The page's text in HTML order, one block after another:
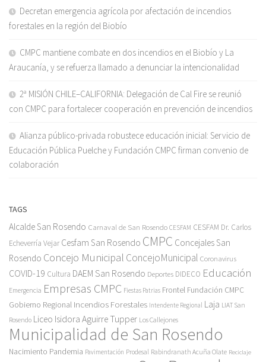
Decretan emergencia agrícola por afectación de incendios
forestales en la región del Biobío
CMPC mantiene combate en dos incendios en el Biobío y La
Araucanía, y se refuerza llamado a denunciar la intencionalidad
2ª MISIÓN CHILE–CALIFORNIA: Delegación de Cal Fire se reunió
con CMPC para fortalecer cooperación en prevención de incendios
Alianza público-privada robustece educación inicial: Servicio de
Educación Pública Puelche y Fundación CMPC firman convenio de
colaboración
TAGS
Alcalde San Rosendo Carnaval de San Rosendo CESFAM CESFAM Dr. Carlos
Echeverría Vejar Cesfam San Rosendo CMPC Concejales San
Rosendo Concejo Municipal ConcejoMunicipal Coronavirus
COVID-19 Cultura DAEM San Rosendo Deportes DIDECO Educación
Emergencia Empresas CMPC Fiestas Patrias Frontel Fundación CMPC
Gobierno Regional Incendios Forestales Intendente Regional Laja LIAT San
Rosendo Liceo Isidora Aguirre Tupper Los Callejones
Municipalidad de San Rosendo
Nacimiento Pandemia Pavimentación Prodesal Rabindranath Acuña Olate Reciclaje